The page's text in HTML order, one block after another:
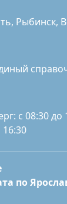
Рыбинск,
с 08:30 до
16:30
по